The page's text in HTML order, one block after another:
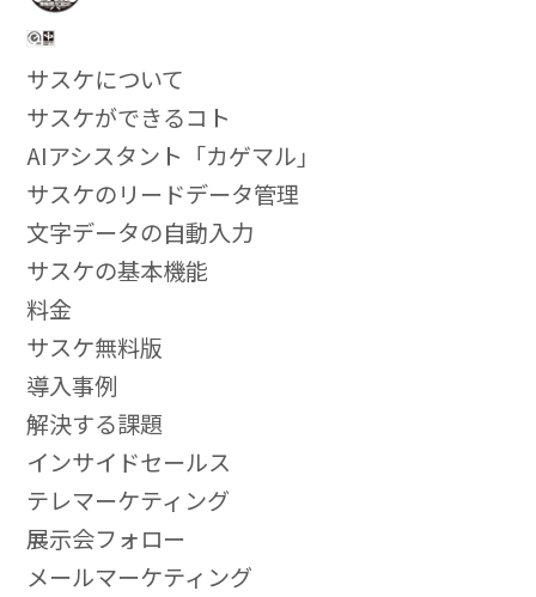
サスケについて
サスケができるコト
AIアシスタント「カゲマル」
サスケのリードデータ管理
文字データの自動入力
サスケの基本機能
料金
サスケ無料版
導入事例
解決する課題
インサイドセールス
テレマーケティング
展示会フォロー
メールマーケティング